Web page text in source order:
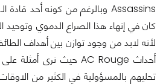
كان في إنهاء هذا الصراع الدموي وتوحيد
لأنه لابد من وجود توازن بين أهداف
تحليهم بالمسؤولية في الكثير من